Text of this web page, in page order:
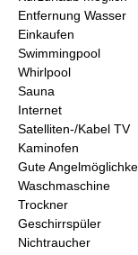
Entfernung Wasser
Einkaufen
Swimmingpool
Whirlpool
Sauna
Internet
Satelliten-/Kabel TV
Kaminofen
Gute
Waschmaschine
Trockner
Geschirrspüler
Nichtraucher